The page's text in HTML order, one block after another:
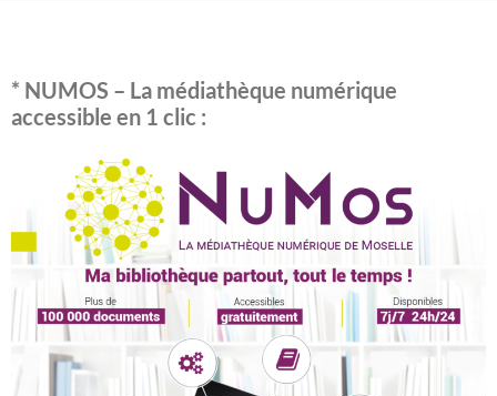
* NUMOS – La médiathèque numérique
accessible en 1 clic :